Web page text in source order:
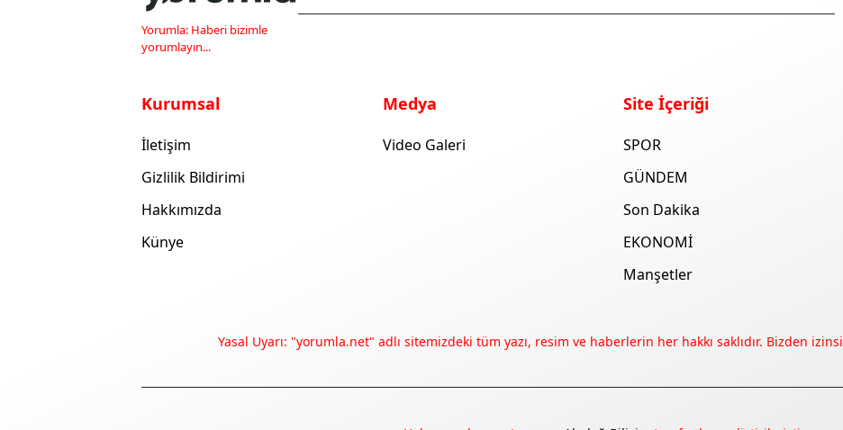
Yorumla: Haberi bizimle
yorumlayın...
Kurumsal
İletişim
Gizlilik Bildirimi
Hakkımızda
Künye
Medya
Video Galeri
Site İçeriği
SPOR
GÜNDEM
Son Dakika
EKONOMİ
Manşetler
Yasal Uyarı: "yorumla.net" adlı sitemizdeki tüm yazı, resim ve haberlerin her hakkı saklıdır. Bizden